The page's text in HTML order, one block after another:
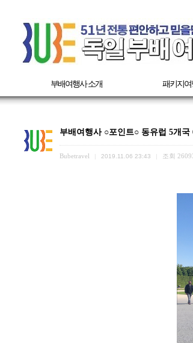
부배여행사 소개 패키지여
부배여행사 ○포인트○ 동유럽 5개국
Bubetravel 2019.11.06 23:43 조회